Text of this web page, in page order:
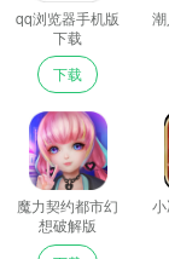
qq浏览器手机版
下载
下载
魔力契约都市幻
想破解版